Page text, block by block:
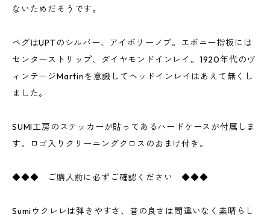
ないためだそうです。
ペグはUPTのシルバー、アイボリーノブ。エボニー指板には
センターストリップ、ダイヤモンドインレイ。1920年代のヴ
ィンテージMartinを意識してヘッドインレイはあえて無くし
ました。
SUMI工房のステッカーが貼ってあるハードケースが付属しま
す。ロゴ入りクリーニングクロスのおまけ付き。
◆◆◆ ご購入前に必ずご確認ください ◆◆◆
Sumiウクレレは弾きやすさ、音の良さは間違いなく素晴らし